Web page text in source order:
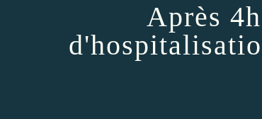
Après